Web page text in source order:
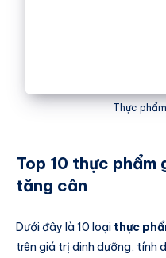
Thực
Top 10 thực phẩm
tăng cân
Dưới đây là 10 loại thực
trên giá trị dinh dưỡng, tính